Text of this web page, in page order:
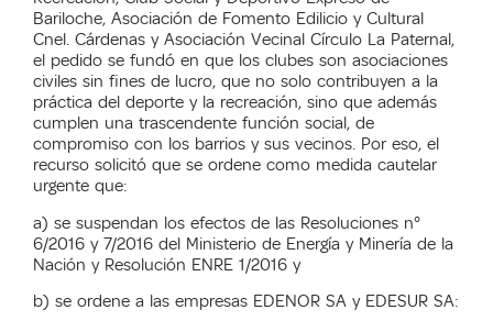
Bariloche, Asociación de Fomento Edilicio y Cultural
Cnel. Cárdenas y Asociación Vecinal Círculo La Paternal,
el pedido se fundó en que los clubes son asociaciones
civiles sin fines de lucro, que no solo contribuyen a la
práctica del deporte y la recreación, sino que además
cumplen una trascendente función social, de
compromiso con los barrios y sus vecinos. Por eso, el
recurso solicitó que se ordene como medida cautelar
urgente que:
a) se suspendan los efectos de las Resoluciones n°
6/2016 y 7/2016 del Ministerio de Energía y Minería de la
Nación y Resolución ENRE 1/2016 y
b) se ordene a las empresas EDENOR SA y EDESUR SA: